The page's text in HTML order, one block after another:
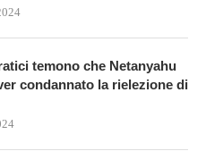
temono che Netanyahu
condannato la rielezione di